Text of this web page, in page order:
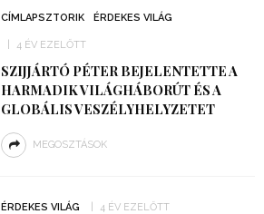
CÍMLAPSZTORIK ÉRDEKES VILÁG
4 ÉV EZELŐTT
SZIJJÁRTÓ PÉTER BEJELENTETTE A
HARMADIK VILÁGHÁBORÚT ÉS A
GLOBÁLIS VESZÉLYHELYZETET
MEGOSZTÁSOK
ÉRDEKES VILÁG 4 ÉV EZELŐTT